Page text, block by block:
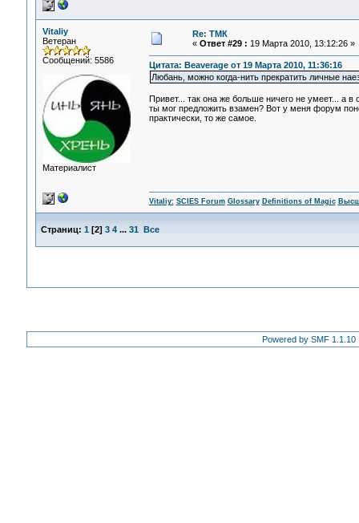
Vitaliy
Ветеран
Сообщений: 5586
Материалист
Re: ТМК
« Ответ #29 : 19 Марта 2010, 13:12:26 »
Цитата: Beaverage от 19 Марта 2010, 11:36:16
Любань, можно когда-нить прекратить личные
Привет... так она же больше ничего не умеет... а
ты мог предложить взамен? Вот у меня форум
практически, то же самое.
Vitaliy: SCIES Forum Glossary Definitions of Magic
Страниц: 1 [2] 3 4 ... 31 Все
Powered by SMF 1.1.10